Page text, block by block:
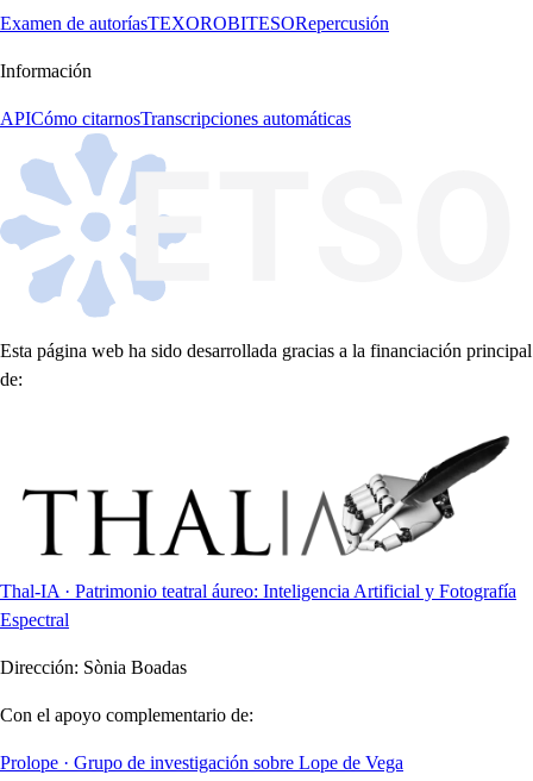
Examen de autoríasTEXOROBITESORepercusión
Información
APICómo citarnosTranscripciones automáticas
Esta página web ha sido desarrollada gracias a la financiación principal
de:
Thal-IA · Patrimonio teatral áureo: Inteligencia Artificial y Fotografía
Espectral
Dirección: Sònia Boadas
Con el apoyo complementario de:
Prolope · Grupo de investigación sobre Lope de Vega